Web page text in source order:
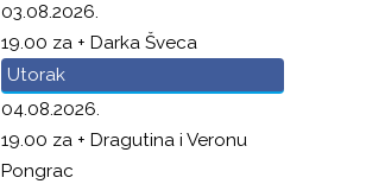
03.08.2026.
19.00 za + Darka Šveca
Utorak
04.08.2026.
19.00 za + Dragutina i Veronu
Pongrac